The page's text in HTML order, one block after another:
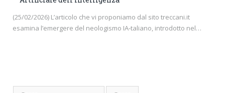
(25/02/2026) L’articolo che vi proponiamo dal sito treccani.it
esamina l’emergere del neologismo IA‑taliano, introdotto nel…